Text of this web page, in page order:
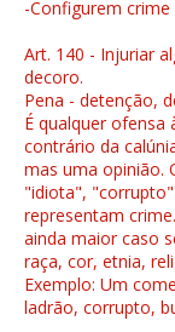
-Configurem
Art. 140 - Injuriar
decoro.
Pena - detenção,
É qualquer ofensa
contrário da
mas uma opinião.
"idiota",
representam
ainda maior caso
raça, cor, etnia,
Exemplo: Um
ladrão, corrupto,